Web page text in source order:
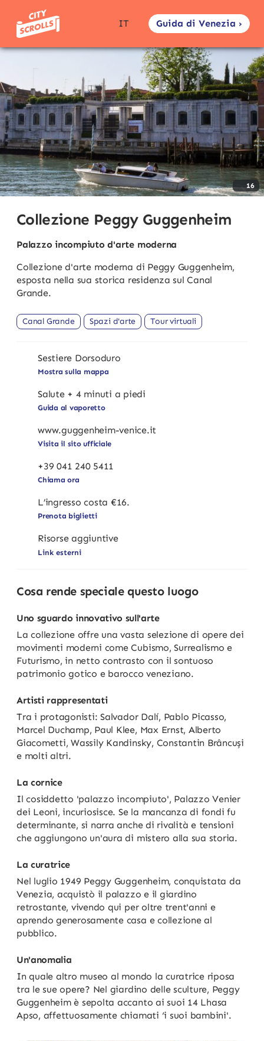
IT Guida di Venezia ›
16
Collezione Peggy Guggenheim
Palazzo incompiuto d'arte moderna
Collezione d'arte moderna di Peggy Guggenheim,
esposta nella sua storica residenza sul Canal
Grande.
Canal Grande Spazi d'arte Tour virtuali
Sestiere Dorsoduro
Mostra sulla mappa
Salute + 4 minuti a piedi
Guida al vaporetto
www.guggenheim-venice.it
Visita il sito ufficiale
+39 041 240 5411
Chiama ora
L’ingresso costa €16.
Prenota biglietti
Risorse aggiuntive
Link esterni
Cosa rende speciale questo luogo
Uno sguardo innovativo sull'arte
La collezione offre una vasta selezione di opere dei
movimenti moderni come Cubismo, Surrealismo e
Futurismo, in netto contrasto con il sontuoso
patrimonio gotico e barocco veneziano.
Artisti rappresentati
Tra i protagonisti: Salvador Dalí, Pablo Picasso,
Marcel Duchamp, Paul Klee, Max Ernst, Alberto
Giacometti, Wassily Kandinsky, Constantin Brâncuși
e molti altri.
La cornice
Il cosiddetto 'palazzo incompiuto', Palazzo Venier
dei Leoni, incuriosisce. Se la mancanza di fondi fu
determinante, si narra anche di rivalità e tensioni
che aggiungono un'aura di mistero alla sua storia.
La curatrice
Nel luglio 1949 Peggy Guggenheim, conquistata da
Venezia, acquistò il palazzo e il giardino
retrostante, vivendo qui per oltre trent'anni e
aprendo generosamente casa e collezione al
pubblico.
Un'anomalia
In quale altro museo al mondo la curatrice riposa
tra le sue opere? Nel giardino delle sculture, Peggy
Guggenheim è sepolta accanto ai suoi 14 Lhasa
Apso, affettuosamente chiamati ‘i suoi bambini'.